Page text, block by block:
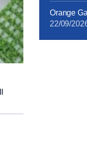
Orange
22/09/